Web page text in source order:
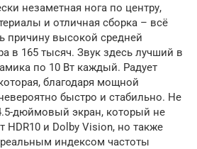
незаметная нога по центру,
и отличная сборка – всё
причину высокой средней
в 165 тысяч. Звук здесь лучший в
по 10 Вт каждый. Радует
благодаря мощной
быстро и стабильно. Не
дюймовый экран, который не
HDR10 и Dolby Vision, но также
индексом частоты